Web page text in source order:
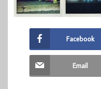
Facebook
Email